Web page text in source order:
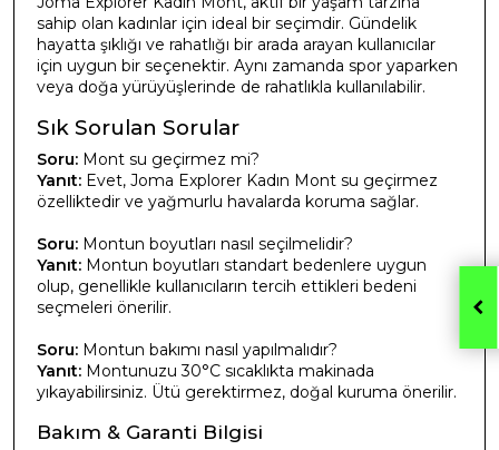
sahip olan kadınlar için ideal bir seçimdir. Gündelik
hayatta şıklığı ve rahatlığı bir arada arayan kullanıcılar
için uygun bir seçenektir. Aynı zamanda spor yaparken
veya doğa yürüyüşlerinde de rahatlıkla kullanılabilir.
Sık Sorulan Sorular
Soru: Mont su geçirmez mi?
Yanıt: Evet, Joma Explorer Kadın Mont su geçirmez
özelliktedir ve yağmurlu havalarda koruma sağlar.
Soru: Montun boyutları nasıl seçilmelidir?
Yanıt: Montun boyutları standart bedenlere uygun
olup, genellikle kullanıcıların tercih ettikleri bedeni
seçmeleri önerilir.
Soru: Montun bakımı nasıl yapılmalıdır?
Yanıt: Montunuzu 30°C sıcaklıkta makinada
yıkayabilirsiniz. Ütü gerektirmez, doğal kuruma önerilir.
Bakım & Garanti Bilgisi